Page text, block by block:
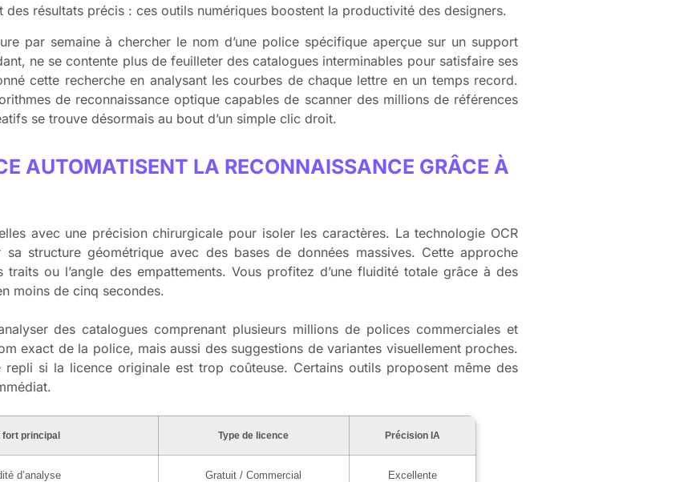
des résultats précis : ces outils numériques boostent la productivité des designers.
par semaine à chercher le nom d’une police spécifique aperçue sur un support
ne se contente plus de feuilleter des catalogues interminables pour satisfaire ses
cette recherche en analysant les courbes de chaque lettre en un temps record.
de reconnaissance optique capables de scanner des millions de références
se trouve désormais au bout d’un simple clic droit.
AUTOMATISENT LA RECONNAISSANCE GRÂCE À
avec une précision chirurgicale pour isoler les caractères. La technologie OCR
structure géométrique avec des bases de données massives. Cette approche
traits ou l’angle des empattements. Vous profitez d’une fluidité totale grâce à des
moins de cinq secondes.
des catalogues comprenant plusieurs millions de polices commerciales et
exact de la police, mais aussi des suggestions de variantes visuellement proches.
repli si la licence originale est trop coûteuse. Certains outils proposent même des
fort principal Type de licence Précision IA
d’analyse Gratuit / Commercial Excellente